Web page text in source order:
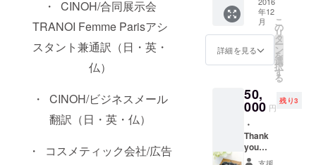
・ CINOH/合同展示会
TRANOI Femme Parisアシ
スタント兼通訳（日・英・
仏）
・ CINOH/ビジネスメール
翻訳（日・英・仏）
・ コスメティック会社/広告
け！
り上げ
るスペ
シャル
なガイ
ドブッ
Special
book –
ション
編- 私
から見
たパリ
す。 ・
報告書
イン
ターン
シップ
ポート
にして
送りま
す。 ・
EYES&
MIND
パリガ
年12
月
詳細を見る
こ
の
リ
タ
ー
ン
を
選
択
す
る
50,
000 円
残り3
・
Thank
you
letter